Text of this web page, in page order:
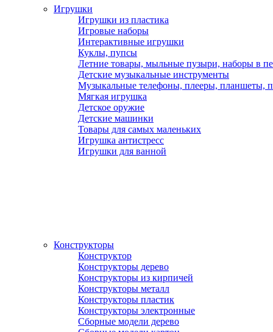
Игрушки
Игрушки из пластика
Игровые наборы
Интерактивные игрушки
Куклы, пупсы
Летние товары, мыльные пузыри, наборы в
Детские музыкальные инструменты
Музыкальные телефоны, плееры, планшеты,
Мягкая игрушка
Детское оружие
Детские машинки
Товары для самых маленьких
Игрушка антистресс
Игрушки для ванной
Конструкторы
Конструктор
Конструкторы дерево
Конструкторы из кирпичей
Конструкторы металл
Конструкторы пластик
Конструкторы электронные
Сборные модели дерево